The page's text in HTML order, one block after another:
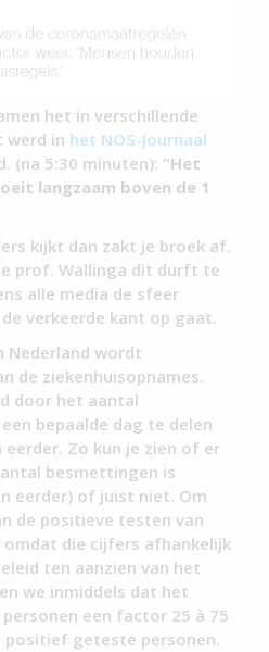
het in verschillende
werd in het NOS-Journaal
(na 5:30 minuten): “Het
langzaam boven de 1
kijkt dan zakt je broek af.
prof. Wallinga dit durft te
alle media de sfeer
verkeerde kant op gaat.
Nederland wordt
de ziekenhuisopnames.
door het aantal
bepaalde dag te delen
Zo kun je zien of er
besmettingen is
eerder) of juist niet. Om
de positieve testen van
die cijfers afhankelijk
ten aanzien van het
we inmiddels dat het
een factor 25 à 75
positief geteste personen.